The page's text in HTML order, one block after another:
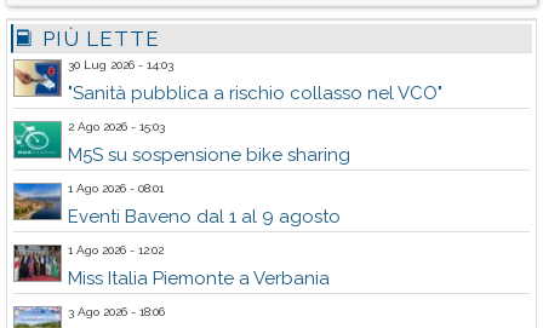
PIÙ LETTE
30 Lug 2026 - 14:03
"Sanità pubblica a rischio collasso nel VCO"
2 Ago 2026 - 15:03
M5S su sospensione bike sharing
1 Ago 2026 - 08:01
Eventi Baveno dal 1 al 9 agosto
1 Ago 2026 - 12:02
Miss Italia Piemonte a Verbania
3 Ago 2026 - 18:06